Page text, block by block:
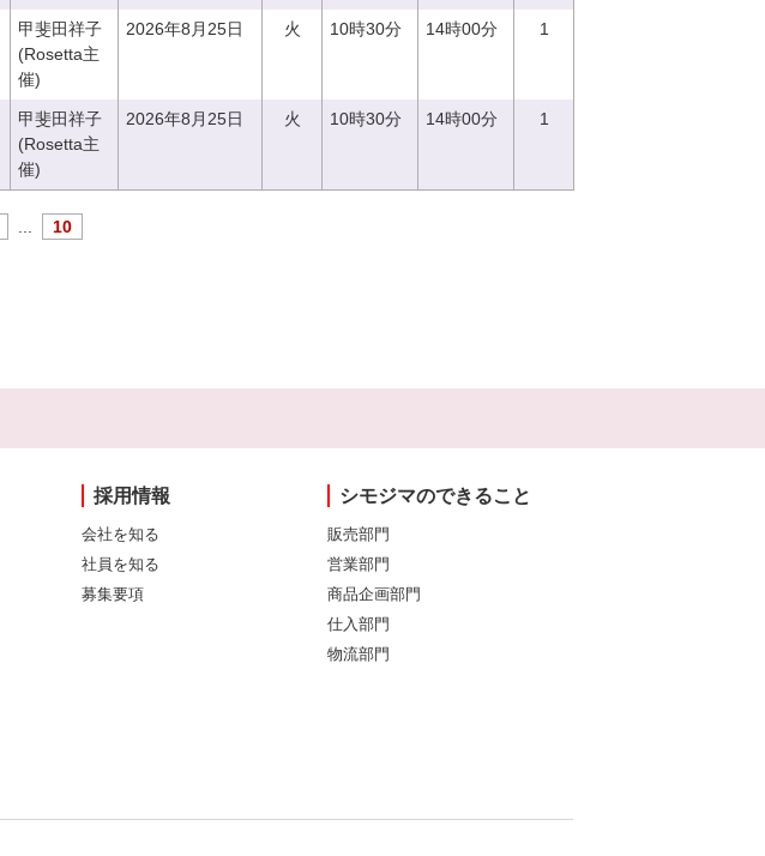
甲斐田祥子
(Rosetta主
催)
2026年8月25日 火 10時30分 14時00分 1
甲斐田祥子
(Rosetta主
催)
2026年8月25日 火 10時30分 14時00分 1
10
採用情報
会社を知る
社員を知る
募集要項
シモジマのできること
販売部門
営業部門
商品企画部門
仕入部門
物流部門